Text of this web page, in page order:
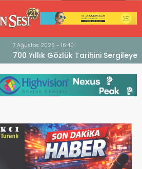
Tarihini Sergileyen Müze “Museo